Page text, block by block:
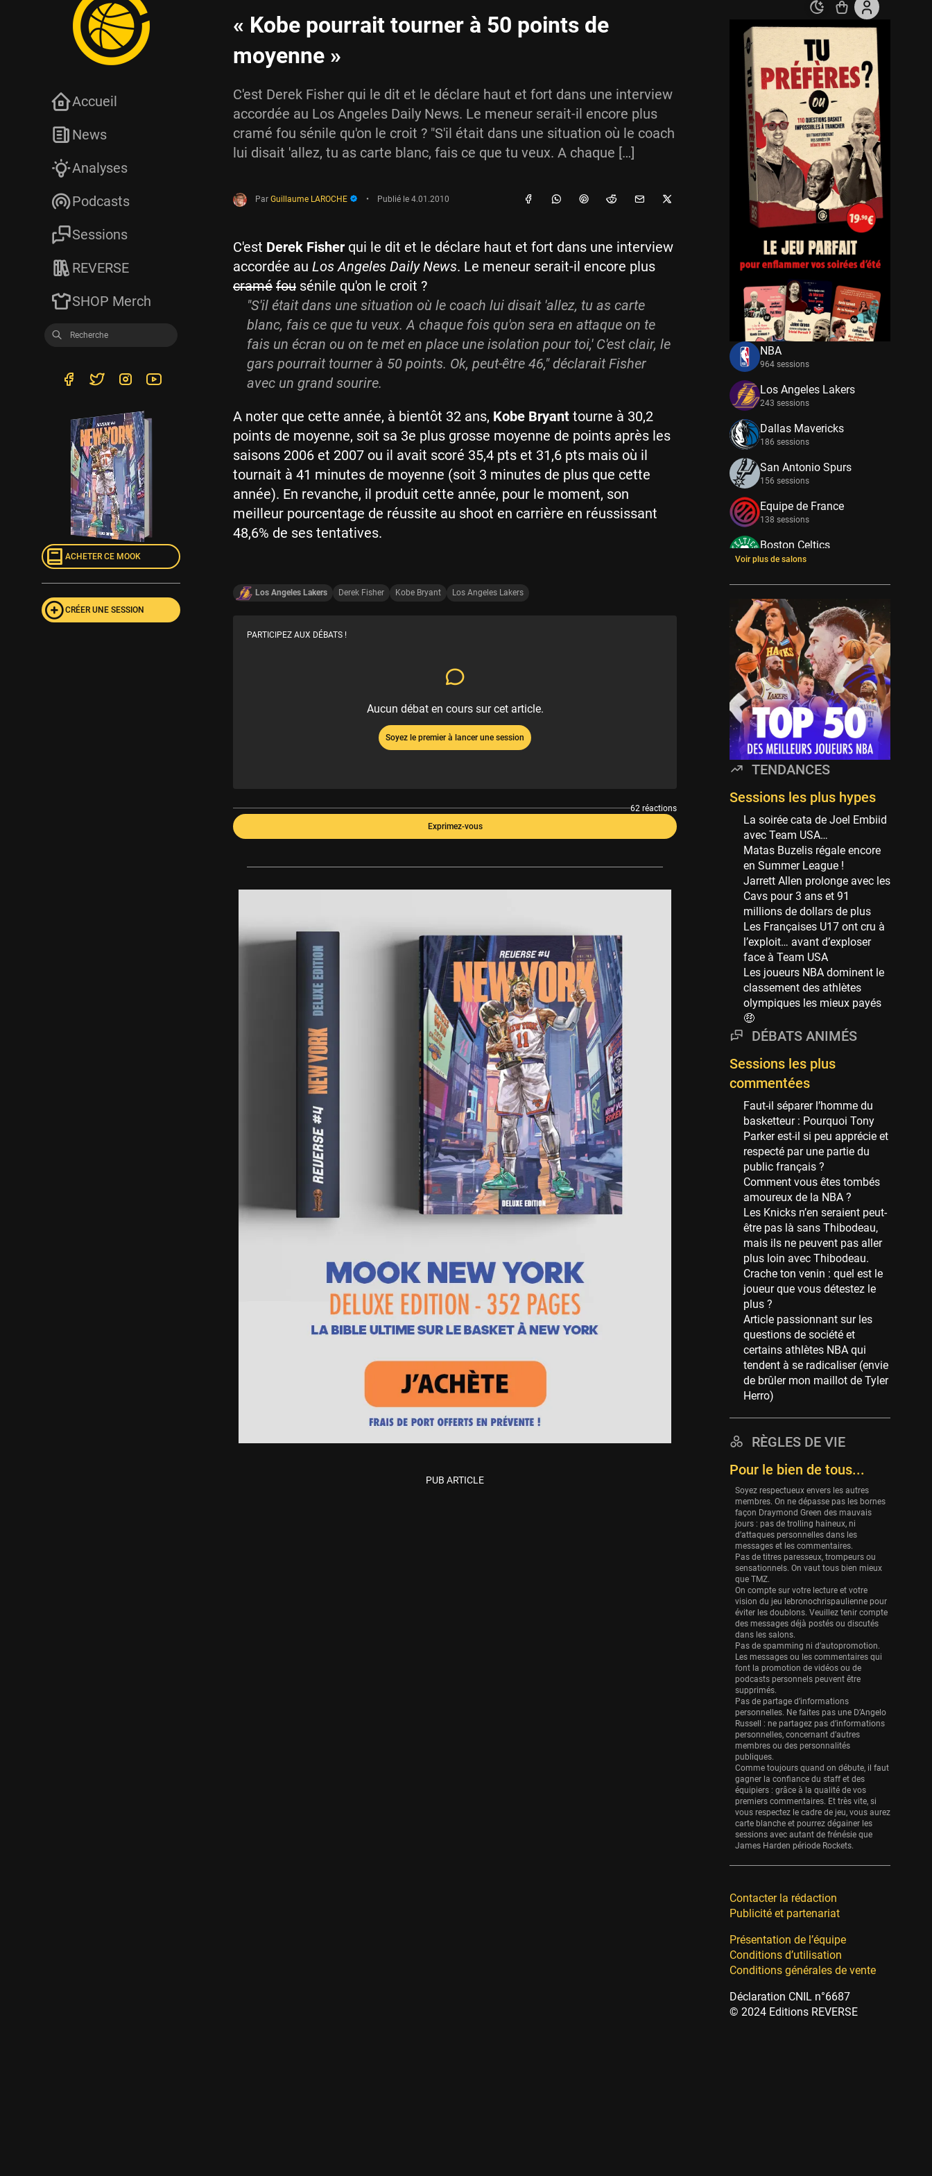
« Kobe pourrait tourner à 50 points de
moyenne »
C'est Derek Fisher qui le dit et le déclare haut et fort dans une interview
accordée au Los Angeles Daily News. Le meneur serait-il encore plus
cramé fou sénile qu'on le croit ? "S'il était dans une situation où le coach
lui disait 'allez, tu as carte blanc, fais ce que tu veux. A chaque […]
Par Guillaume LAROCHE • Publié le 4.01.2010
C'est Derek Fisher qui le dit et le déclare haut et fort dans une interview
accordée au Los Angeles Daily News. Le meneur serait-il encore plus
cramé fou sénile qu'on le croit ?
"S'il était dans une situation où le coach lui disait 'allez, tu as carte
blanc, fais ce que tu veux. A chaque fois qu'on sera en attaque on te
fais un écran ou on te met en place une isolation pour toi,' C'est clair, le
gars pourrait tourner à 50 points. Ok, peut-être 46," déclarait Fisher
avec un grand sourire.
A noter que cette année, à bientôt 32 ans, Kobe Bryant tourne à 30,2
points de moyenne, soit sa 3e plus grosse moyenne de points après les
saisons 2006 et 2007 ou il avait scoré 35,4 pts et 31,6 pts mais où il
tournait à 41 minutes de moyenne (soit 3 minutes de plus que cette
année). En revanche, il produit cette année, pour le moment, son
meilleur pourcentage de réussite au shoot en carrière en réussissant
48,6% de ses tentatives.
Los Angeles Lakers Derek Fisher Kobe Bryant Los Angeles Lakers
PARTICIPEZ AUX DÉBATS !
Aucun débat en cours sur cet article.
Soyez le premier à lancer une session
62 réactions
Exprimez-vous
PUB ARTICLE
Accueil
News
Analyses
Podcasts
Sessions
REVERSE
SHOP Merch
ACHETER CE MOOK
CRÉER UNE SESSION
NBA
964 sessions
Los Angeles Lakers
243 sessions
Dallas Mavericks
186 sessions
San Antonio Spurs
156 sessions
Equipe de France
138 sessions
Boston Celtics
133 sessions
New York Knicks
114 sessions
Minnesota Timberwolves
114 sessions
Golden State Warriors
113 sessions
Denver Nuggets
106 sessions
WNBA
97 sessions
Philadelphia Sixers
89 sessions
Milwaukee Bucks
82 sessions
Hoop Culture
73 sessions
Oklahoma City Thunder
69 sessions
Phoenix Suns
69 sessions
Miami Heat
63 sessions
Los Angeles Clippers
53 sessions
New Orleans Pelicans
53 sessions
Jeux Olympiques
52 sessions
Atlanta Hawks
45 sessions
Chicago Bulls
41 sessions
Memphis Grizzlies
39 sessions
Cleveland Cavaliers
38 sessions
Orlando Magic
36 sessions
Euroleague
34 sessions
Charlotte Hornets
Houston Rockets
Washington Wizards
29 sessions
Portland Trail Blazers
27 sessions
Eurobasket
25 sessions
Detroit Pistons
25 sessions
Brooklyn Nets
24 sessions
Sacramento Kings
24 sessions
Utah Jazz
22 sessions
Toronto Raptors
18 sessions
REVERSE
11 sessions
Bleues
0 sessions
Voir plus de salons
TENDANCES
Sessions les plus hypes
La soirée cata de Joel Embiid
avec Team USA…
Matas Buzelis régale encore
en Summer League !
Jarrett Allen prolonge avec les
Cavs pour 3 ans et 91
millions de dollars de plus
Les Françaises U17 ont cru à
l’exploit… avant d’exploser
face à Team USA
Les joueurs NBA dominent le
classement des athlètes
olympiques les mieux payés
🤑
DÉBATS ANIMÉS
Sessions les plus
commentées
Faut-il séparer l’homme du
basketteur : Pourquoi Tony
Parker est-il si peu apprécie et
respecté par une partie du
public français ?
Comment vous êtes tombés
amoureux de la NBA ?
Les Knicks n’en seraient peut-
être pas là sans Thibodeau,
mais ils ne peuvent pas aller
plus loin avec Thibodeau.
Crache ton venin : quel est le
joueur que vous détestez le
plus ?
Article passionnant sur les
questions de société et
certains athlètes NBA qui
tendent à se radicaliser (envie
de brûler mon maillot de Tyler
Herro)
RÈGLES DE VIE
Pour le bien de tous...
Soyez respectueux envers les autres
membres. On ne dépasse pas les bornes
façon Draymond Green des mauvais
jours : pas de trolling haineux, ni
d’attaques personnelles dans les
messages et les commentaires.
Pas de titres paresseux, trompeurs ou
sensationnels. On vaut tous bien mieux
que TMZ.
On compte sur votre lecture et votre
vision du jeu lebronochrispaulienne pour
éviter les doublons. Veuillez tenir compte
des messages déjà postés ou discutés
dans les salons.
Pas de spamming ni d’autopromotion.
Les messages ou les commentaires qui
font la promotion de vidéos ou de
podcasts personnels peuvent être
supprimés.
Pas de partage d’informations
personnelles. Ne faites pas une D’Angelo
Russell : ne partagez pas d’informations
personnelles, concernant d’autres
membres ou des personnalités
publiques.
Comme toujours quand on débute, il faut
gagner la confiance du staff et des
équipiers : grâce à la qualité de vos
premiers commentaires. Et très vite, si
vous respectez le cadre de jeu, vous aurez
carte blanche et pourrez dégainer les
sessions avec autant de frénésie que
James Harden période Rockets.
Contacter la rédaction
Publicité et partenariat
Présentation de l’équipe
Conditions d’utilisation
Conditions générales de vente
Déclaration CNIL n°6687
© 2024 Editions REVERSE